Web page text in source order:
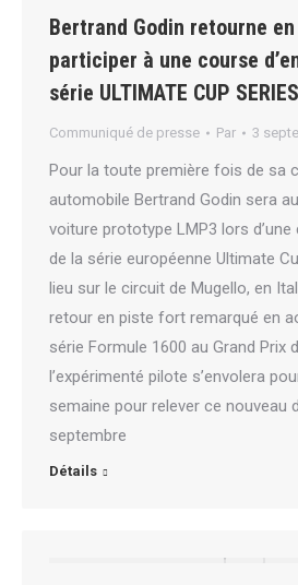
Bertrand Godin retourne
participer à une course
série ULTIMATE CUP
Communiqué de presse Par 3
Pour la toute première fois de sa
automobile Bertrand Godin sera
voiture prototype LMP3 lors d’une
de la série européenne Ultimate
lieu sur le circuit de Mugello, en
retour en piste fort remarqué en
série Formule 1600 au Grand Prix
l’expérimenté pilote s’envolera
semaine pour relever ce nouveau
septembre
Détails